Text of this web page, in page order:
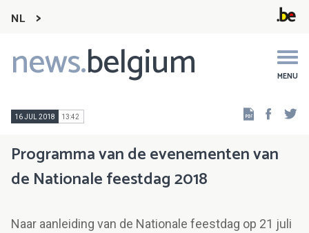
NL
news.belgium MENU
Main
navigation
16 JUL 2018 13:42
Programma van de evenementen van
de Nationale feestdag 2018
Naar aanleiding van de Nationale feestdag op 21 juli